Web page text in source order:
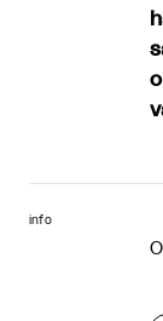
info